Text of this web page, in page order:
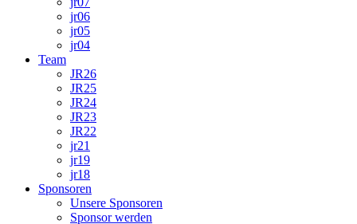
jr06
jr05
jr04
Team
JR26
JR25
JR24
JR23
JR22
jr21
jr19
jr18
Sponsoren
Unsere Sponsoren
Sponsor werden